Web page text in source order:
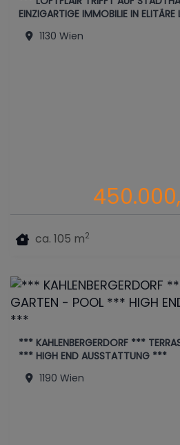
EINZIGARTIGE IMMOBILIE IN
1130 Wien
ca. 105 m2
*** KAHLENBERGERDORF ***
*** HIGH END AUSSTATTUNG ***
1190 Wien